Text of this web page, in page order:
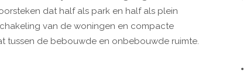
dat half als park en half als plein
van de woningen en compacte
tussen de bebouwde en onbebouwde ruimte.